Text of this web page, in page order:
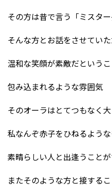
その方は昔で言う「ミスター
そんな方とお話をさせてい
温和な笑顔が素敵だというこ
包み込まれるような雰囲気
そのオーラはとてつもなく
私なんぞ赤子をひねるよう
素晴らしい人と出逢うこと
またそのような方と接する